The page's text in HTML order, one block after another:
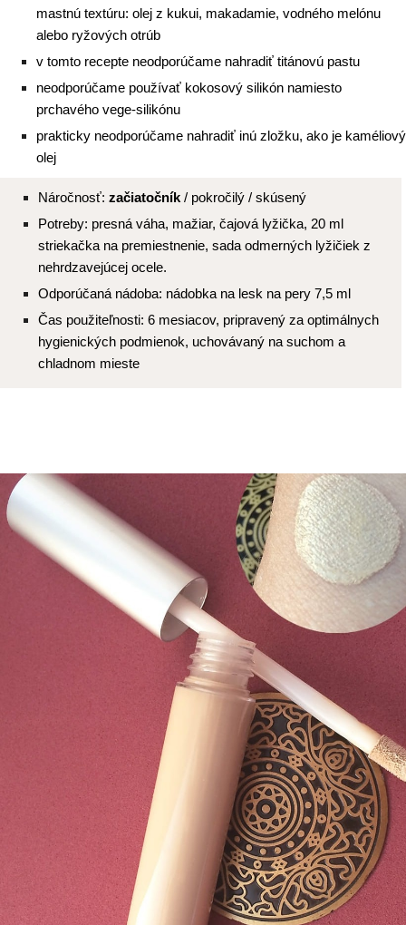
mastnú textúru: olej z kukui, makadamie, vodného melónu
alebo ryžových otrúb
v tomto recepte neodporúčame nahradiť titánovú pastu
neodporúčame používať kokosový silikón namiesto
prchavého vege-silikónu
prakticky neodporúčame nahradiť inú zložku, ako je kaméliový
olej
Náročnosť: začiatočník / pokročilý / skúsený
Potreby: presná váha, mažiar, čajová lyžička, 20 ml
striekačka na premiestnenie, sada odmerných lyžičiek z
nehrdzavejúcej ocele.
Odporúčaná nádoba: nádobka na lesk na pery 7,5 ml
Čas použiteľnosti: 6 mesiacov, pripravený za optimálnych
hygienických podmienok, uchovávaný na suchom a
chladnom mieste